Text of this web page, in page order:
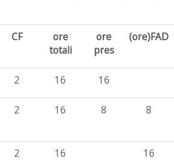
CF
ore
totali
ore
pres
(ore)FAD
2 16 16
2 16 8 8
2 16 16